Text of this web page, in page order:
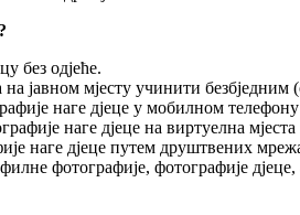
без одјеће.
на јавном мјесту учинити
наге дјеце у мобилном
наге дјеце на виртуелна
наге дјеце путем друштвених
фотографије, фотографије